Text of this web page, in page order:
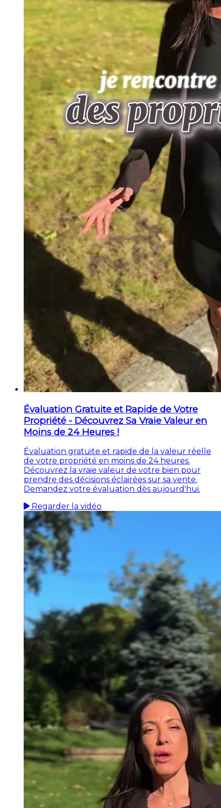
Évaluation Gratuite et Rapide de Votre
Propriété - Découvrez Sa Vraie Valeur en
Moins de 24 Heures !
Évaluation gratuite et rapide de la valeur réelle
de votre propriété en moins de 24 heures.
Découvrez la vraie valeur de votre bien pour
prendre des décisions éclairées sur sa vente.
Demandez votre évaluation dès aujourd'hui.
Regarder la vidéo